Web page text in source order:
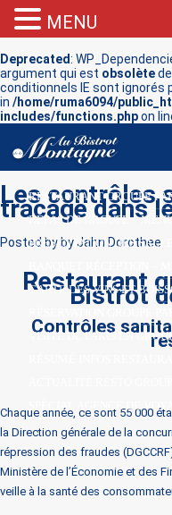
Deprecated:
argument qui est obsolète
conditionnels IE sont ignorés
in /home/ruma6094/
includes/functions.phpon
RESTAURANT GROUPE
REPAS DE GROUPE –
PRÉSENTATION DES
CARTE DES VINS ET
VISITE DE PARIS EN
SPÉCIAL AGENCE DE
Les contrôles
tracage dans
Posted bybyJahn Dorothee
Restaurant
Bistrot
Contrôles
Chaque année, ce sont 55 000
la Direction générale de la
répression des fraudes
Ministère de l’Économie et des
veille à la santé des
MENU